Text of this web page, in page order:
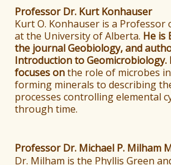
Professor Dr. Kurt Konhauser
Kurt O. Konhauser is a Professor
at the University of Alberta. He is
the journal Geobiology, and
Introduction to Geomicrobiology.
focuses onthe role of microbes
forming minerals to describing
processes controlling elemental
through time.
Professor Dr. Michael P. Milham
Dr. Milham is the Phyllis Green